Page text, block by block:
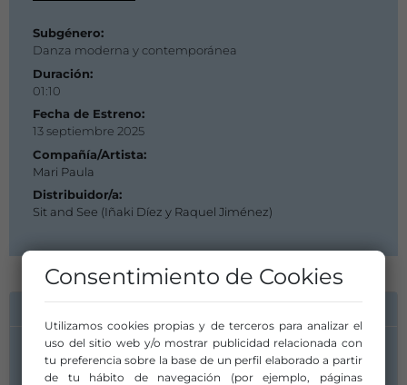
Subgénero:
Danza moderna y contemporánea
Duración:
01:10
Fecha de Estreno:
13 septiembre 2025
Compañía/Artista:
Mari Paula
Distribuidor/a:
Sit and See (Iñaki Díez y Raquel Jiménez)
Compañía/Artista:
Mari Paula
Consentimiento de Cookies
Utilizamos cookies propias y de terceros para analizar el
uso del sitio web y/o mostrar publicidad relacionada con
tu preferencia sobre la base de un perfil elaborado a partir
de tu hábito de navegación (por ejemplo, páginas